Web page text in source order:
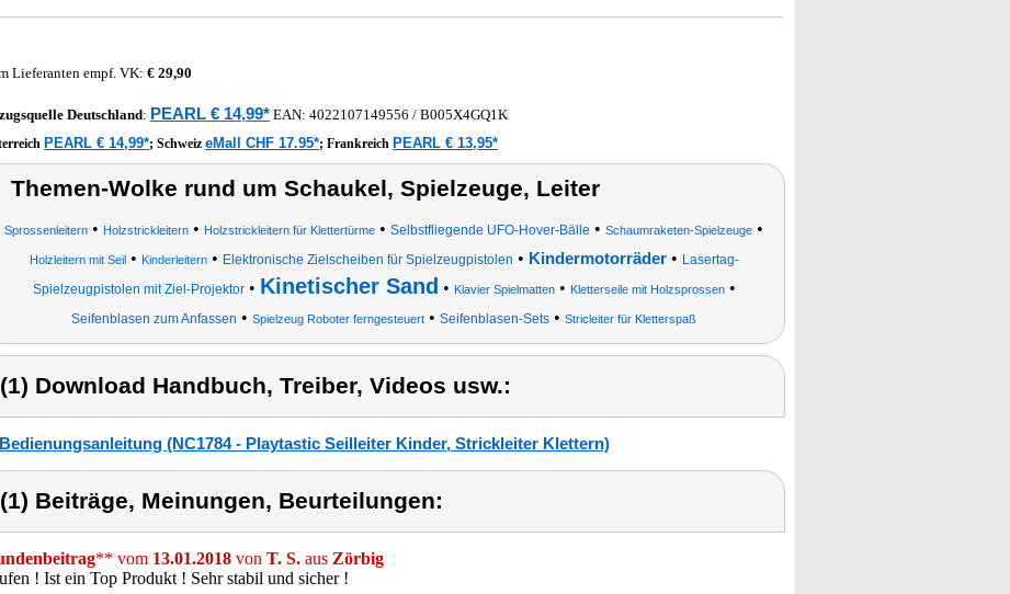
Lieferanten empf. VK: € 29,90
Deutschland: PEARL € 14,99* EAN: 4022107149556 / B005X4GQ1K
PEARL € 14,99*; Schweiz eMall CHF 17.95*; Frankreich PEARL € 13,95*
Themen-Wolke rund um Schaukel, Spielzeuge, Leiter
Sprossenleitern • Holzstrickleitern • Holzstrickleitern für Klettertürme • Selbstfliegende UFO-Hover-Bälle • Schaumraketen-Spielzeuge •
Holzleitern mit Seil• Kinderleitern• Elektronische Zielscheiben für Spielzeugpistolen • Kindermotorräder• Lasertag-
Spielzeugpistolen mit Ziel-Projektor• Kinetischer Sand • Klavier Spielmatten• Kletterseile mit Holzsprossen•
Seifenblasen zum Anfassen • Spielzeug Roboter ferngesteuert • Seifenblasen-Sets • Stricleiter für Kletterspaß
(1) Download Handbuch, Treiber, Videos usw.:
Bedienungsanleitung (NC1784 - Playtastic Seilleiter Kinder, Strickleiter Klettern)
(1) Beiträge, Meinungen, Beurteilungen:
** vom 13.01.2018 von T. S. aus Zörbig
! Ist ein Top Produkt ! Sehr stabil und sicher !